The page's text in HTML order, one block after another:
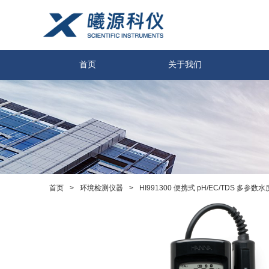
首页 关于我们
首页 > 环境检测仪器 > HI991300 便携式 pH/EC/TDS 多参数水